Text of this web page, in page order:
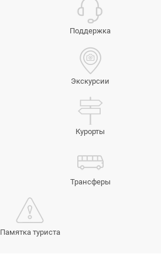
Поддержка
Экскурсии
Курорты
Трансферы
Памятка туриста